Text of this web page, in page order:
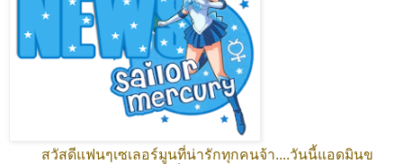
สวัสดีแฟนๆเซเลอร์มูนที่น่ารักทุกคนจ้า....วันนี้แอดมินข